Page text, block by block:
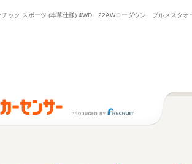
ック スポーツ (本革仕様) 4WD 22AWローダウン ブルメスタオ